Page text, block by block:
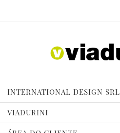
INTERNATIONAL DESIGN SRL
VIADURINI